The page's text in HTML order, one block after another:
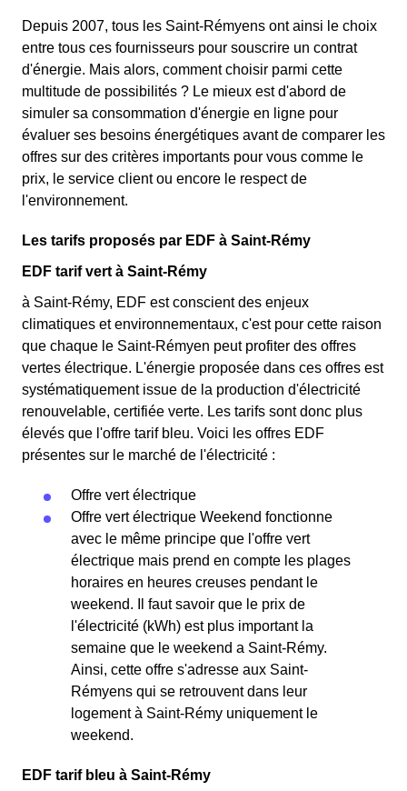
Depuis 2007, tous les Saint-Rémyens ont ainsi le choix
entre tous ces fournisseurs pour souscrire un contrat
d'énergie. Mais alors, comment choisir parmi cette
multitude de possibilités ? Le mieux est d'abord de
simuler sa consommation d'énergie en ligne pour
évaluer ses besoins énergétiques avant de comparer les
offres sur des critères importants pour vous comme le
prix, le service client ou encore le respect de
l'environnement.
Les tarifs proposés par EDF à Saint-Rémy
EDF tarif vert à Saint-Rémy
à Saint-Rémy, EDF est conscient des enjeux
climatiques et environnementaux, c'est pour cette raison
que chaque le Saint-Rémyen peut profiter des offres
vertes électrique. L'énergie proposée dans ces offres est
systématiquement issue de la production d'électricité
renouvelable, certifiée verte. Les tarifs sont donc plus
élevés que l'offre tarif bleu. Voici les offres EDF
présentes sur le marché de l'électricité :
Offre vert électrique
Offre vert électrique Weekend fonctionne
avec le même principe que l'offre vert
électrique mais prend en compte les plages
horaires en heures creuses pendant le
weekend. Il faut savoir que le prix de
l'électricité (kWh) est plus important la
semaine que le weekend a Saint-Rémy.
Ainsi, cette offre s'adresse aux Saint-
Rémyens qui se retrouvent dans leur
logement à Saint-Rémy uniquement le
weekend.
EDF tarif bleu à Saint-Rémy